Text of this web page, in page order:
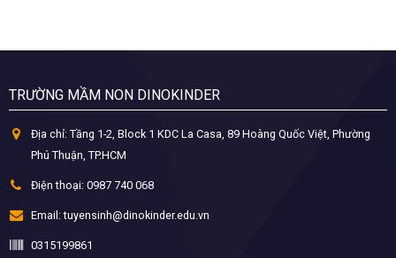
TRƯỜNG MẦM NON DINOKINDER
Địa chỉ: Tầng 1-2, Block 1 KDC La Casa, 89 Hoàng Quốc Việt, Phường
Phú Thuận, TP.HCM
Điện thoại: 0987 740 068
Email: tuyensinh@dinokinder.edu.vn
0315199861